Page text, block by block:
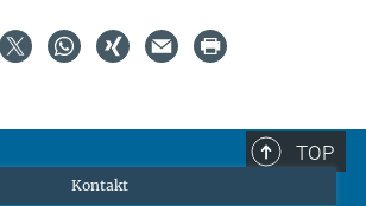
TOP
Kontakt